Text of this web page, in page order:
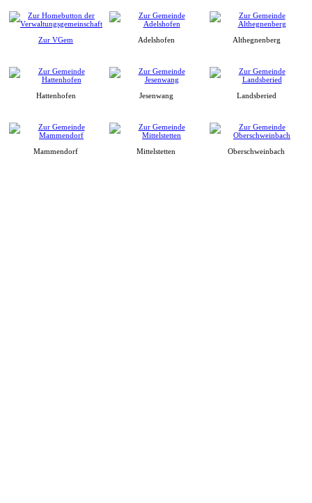
Zur VGem Adelshofen Althegnenberg
Hattenhofen Jesenwang Landsberied
Mammendorf Mittelstetten Oberschweinbach